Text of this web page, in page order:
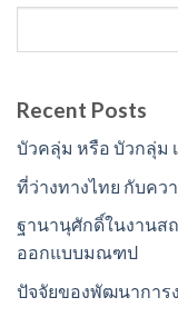
Recent Posts
บัวคลุ่ม หรือ บัวกลุ่ม
ที่ว่างทางไทย กับคว
ฐานานุศักดิ์ในงานส
ออกแบบมณฑป
ปัจจัยของพัฒนาการ